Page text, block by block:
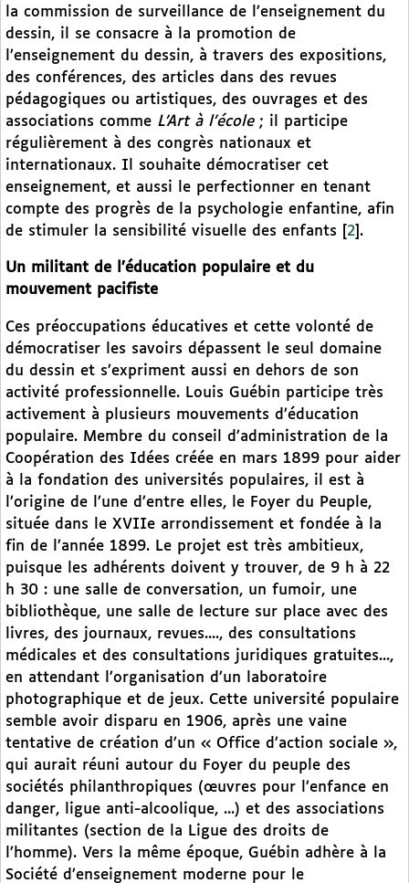
la commission de surveillance de l’enseignement du
dessin, il se consacre à la promotion de
l’enseignement du dessin, à travers des expositions,
des conférences, des articles dans des revues
pédagogiques ou artistiques, des ouvrages et des
associations comme L’Art à l’école; il participe
régulièrement à des congrès nationaux et
internationaux. Il souhaite démocratiser cet
enseignement, et aussi le perfectionner en tenant
compte des progrès de la psychologie enfantine, afin
de stimuler la sensibilité visuelle des enfants
2 .
Un militant de l’éducation populaire et du
mouvement pacifiste
Ces préoccupations éducatives et cette volonté de
démocratiser les savoirs dépassent le seul domaine
du dessin et s’expriment aussi en dehors de son
activité professionnelle. Louis Guébin participe très
activement à plusieurs mouvements d’éducation
populaire. Membre du conseil d’administration de la
Coopération des Idées créée en mars 1899 pour aider
à la fondation des universités populaires, il est à
l’origine de l’une d’entre elles, le Foyer du Peuple,
située dans le XVIIe arrondissement et fondée à la
fin de l’année 1899. Le projet est très ambitieux,
puisque les adhérents doivent y trouver, de 9 h à 22
h 30 : une salle de conversation, un fumoir, une
bibliothèque, une salle de lecture sur place avec des
livres, des journaux, revues...., des consultations
médicales et des consultations juridiques gratuites...,
en attendant l’organisation d’un laboratoire
photographique et de jeux. Cette université populaire
semble avoir disparu en 1906, après une vaine
tentative de création d’un « Office d’action sociale »,
qui aurait réuni autour du Foyer du peuple des
sociétés philanthropiques (œuvres pour l’enfance en
danger, ligue anti-alcoolique, ...) et des associations
militantes (section de la Ligue des droits de
l’homme). Vers la même époque, Guébin adhère à la
Société d’enseignement moderne pour le